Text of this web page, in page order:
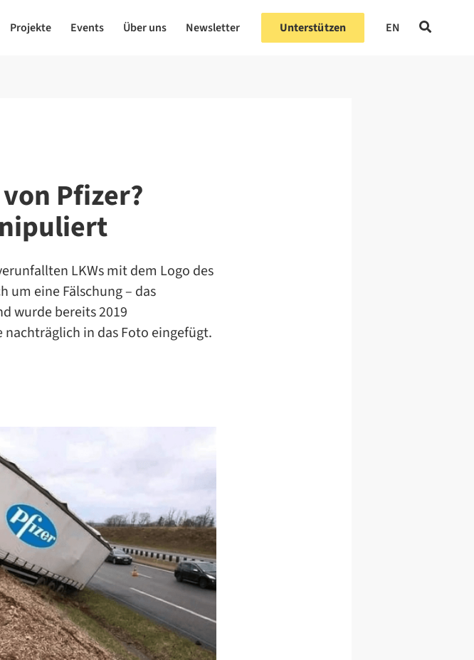
Projekte Events Über uns Newsletter Unterstützen EN
Pfizer?
LKWs mit dem Logo des
um eine Fälschung – das
wurde bereits 2019
in das Foto eingefügt.